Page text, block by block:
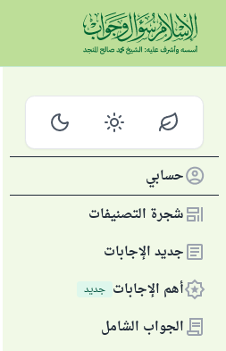
حسابي
شجرة التصنيفات
جديد الإجابات
أهم الإجابات جديد
الجواب الشامل